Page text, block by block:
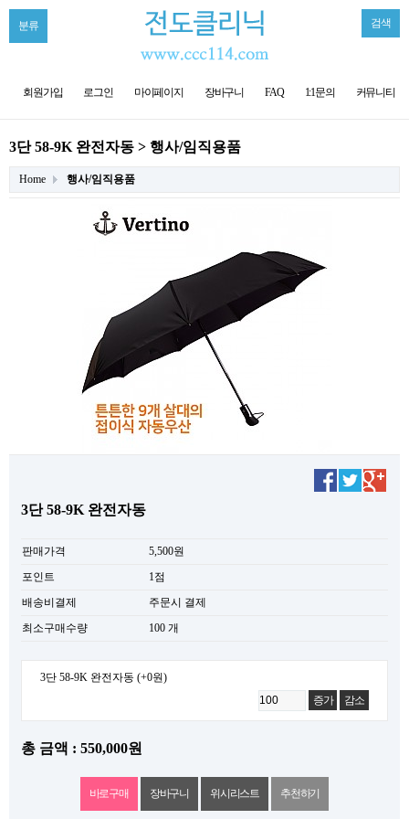
분류 검색
회원가입 로그인 마이페이지 장바구니 FAQ 1:1문의 커뮤니티
3단 58-9K 완전자동 > 행사/임직용품
Home 행사/임직용품
3단 58-9K 완전자동
판매가격
5,500원
포인트
1점
배송비결제
주문시 결제
최소구매수량
100 개
3단 58-9K 완전자동 (+0원)
증가
감소
총 금액 : 550,000원
위시리스트 추천하기